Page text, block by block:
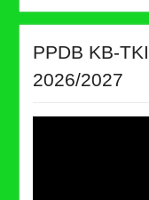
PPDB KB-
2026/2027